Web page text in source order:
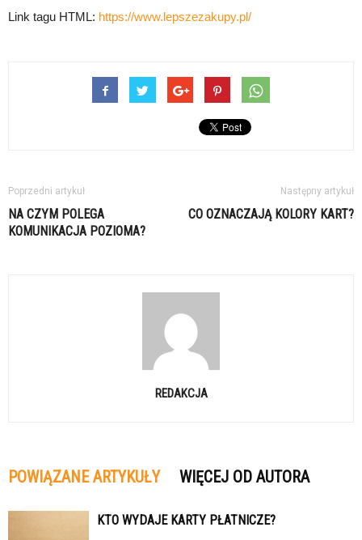
Link tagu HTML: https://www.lepszezakupy.pl/
Poprzedni artykuł
NA CZYM POLEGA
KOMUNIKACJA POZIOMA?
Następny artykuł
CO OZNACZAJĄ KOLORY KART?
REDAKCJA
POWIĄZANE ARTYKUŁY WIĘCEJ OD AUTORA
KTO WYDAJE KARTY PŁATNICZE?